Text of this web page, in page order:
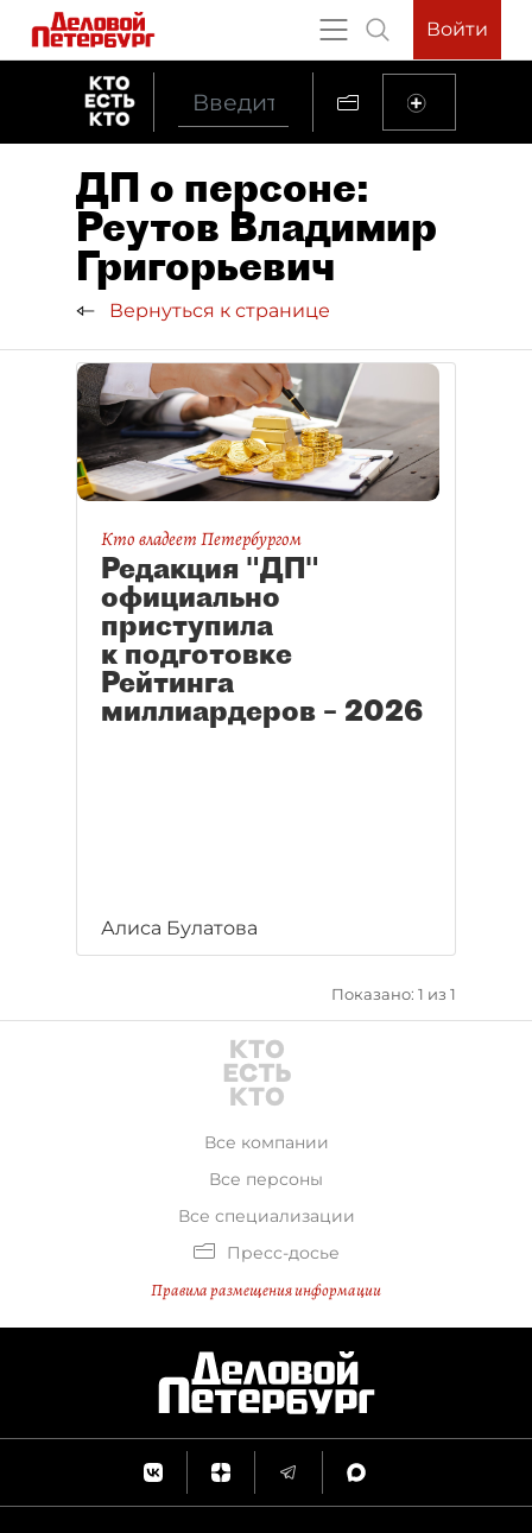
Войти
ДП о персоне:
Реутов Владимир
Григорьевич
Вернуться к странице
Кто владеет Петербургом
Редакция "ДП"
официально
приступила
к подготовке
Рейтинга
миллиардеров – 2026
Алиса Булатова
Показано: 1 из 1
Все компании
Все персоны
Все специализации
Пресс-досье
Правила размещения информации